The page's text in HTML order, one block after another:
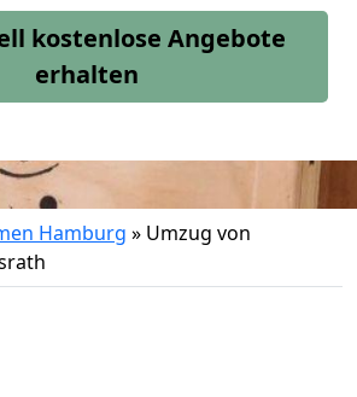
kostenlose Angebote
erhalten
Hamburg » Umzug von